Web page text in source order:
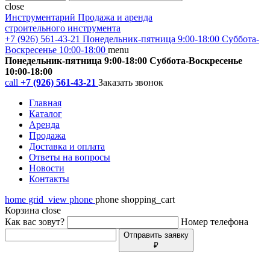
close
Инструментарий Продажа и аренда
строительного инструмента
+7 (926) 561-43-21 Понедельник-пятница 9:00-18:00 Суббота-
Воскресенье 10:00-18:00 menu
Понедельник-пятница 9:00-18:00 Суббота-Воскресенье
10:00-18:00
call +7 (926) 561-43-21 Заказать звонок
Главная
Каталог
Аренда
Продажа
Доставка и оплата
Ответы на вопросы
Новости
Контакты
home grid_view phone phone shopping_cart
Корзина close
Как вас зовут?
Номер телефона
Отправить заявку
₽